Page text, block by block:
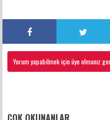
Yorum yapabilmek için üye olmanız